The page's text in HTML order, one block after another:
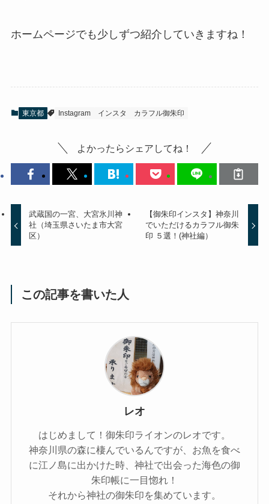
ホームページでも少しずつ紹介していきますね！
東京都 Instagram インスタ カラフル御朱印
よかったらシェアしてね！
武蔵国の一宮、大宮氷川神
社（埼玉県さいたま市大宮
区）
【御朱印インスタ】神奈川
でいただけるカラフル御朱
印 ５選！(神社編）
この記事を書いた人
レオ
はじめまして！御朱印ライオンのレオです。
神奈川県の森に棲んでいるんですが、お魚を食べ
に江ノ島に出かけた時、神社で出会った海色の御
朱印帳に一目惚れ！
それから神社の御朱印を集めています。